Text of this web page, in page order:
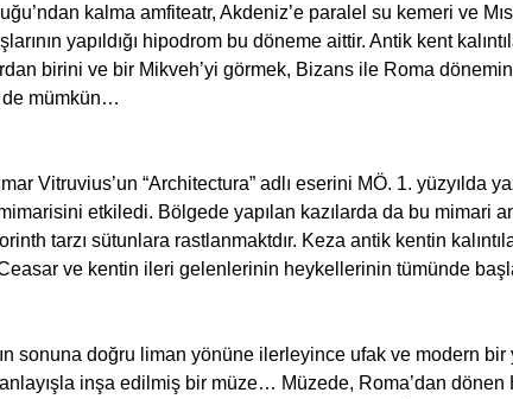
kalma amfiteatr, Akdeniz’e paralel su kemeri ve
yapıldığı hipodrom bu döneme aittir. Antik kent
birini ve bir Mikveh’yi görmek, Bizans ile Roma
mümkün…
Vitruvius’un “Architectura” adlı eserini MÖ. 1. yüzyılda
etkiledi. Bölgede yapılan kazılarda da bu mimari
tarzı sütunlara rastlanmaktdır. Keza antik kentin
ve kentin ileri gelenlerinin heykellerinin tümünde
sonuna doğru liman yönüne ilerleyince ufak ve modern bir
inşa edilmiş bir müze… Müzede, Roma’dan dönen